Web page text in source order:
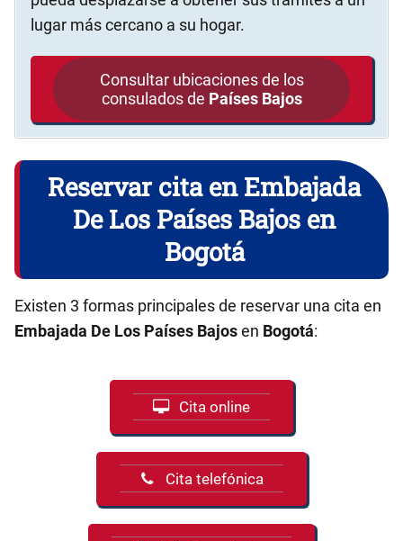
lugar más cercano a su hogar.
Consultar ubicaciones de los
consulados de Países Bajos
Reservar cita en Embajada
De Los Países Bajos en
Bogotá
Existen 3 formas principales de reservar una cita en
Embajada De Los Países Bajosen Bogotá:
Cita online
Cita telefónica